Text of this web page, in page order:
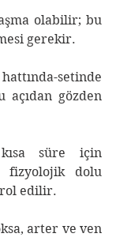
olabilir; bu
gerekir.
setinde
açıdan gözden
süre için
fizyolojik dolu
edilir.
arter ve ven